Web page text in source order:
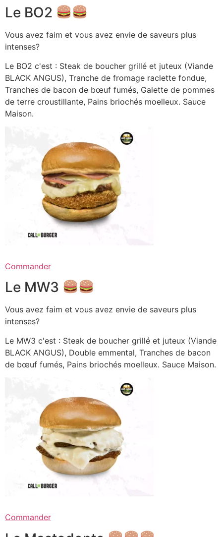
Le BO2
Vous avez faim et vous avez envie de saveurs plus
intenses?
Le BO2 c'est : Steak de boucher grillé et juteux (Viande
BLACK ANGUS), Tranche de fromage raclette fondue,
Tranches de bacon de bœuf fumés, Galette de pommes
de terre croustillante, Pains briochés moelleux. Sauce
Maison.
Commander
Le MW3
Vous avez faim et vous avez envie de saveurs plus
intenses?
Le MW3 c'est : Steak de boucher grillé et juteux (Viande
BLACK ANGUS), Double emmental, Tranches de bacon
de bœuf fumés, Pains briochés moelleux. Sauce Maison.
Commander